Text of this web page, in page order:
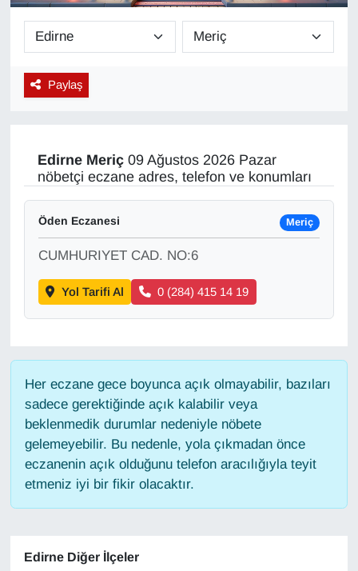
Paylaş
Edirne Meriç09 Ağustos 2026 Pazar
nöbetçi eczane adres, telefon ve konumları
Öden Eczanesi Meriç
CUMHURIYET CAD. NO:6
Yol Tarifi Al 0 (284) 415 14 19
Her eczane gece boyunca açık olmayabilir, bazıları
sadece gerektiğinde açık kalabilir veya
beklenmedik durumlar nedeniyle nöbete
gelemeyebilir. Bu nedenle, yola çıkmadan önce
eczanenin açık olduğunu telefon aracılığıyla teyit
etmeniz iyi bir fikir olacaktır.
Edirne Diğer İlçeler
Diğer
DÜNYA
EKONOMİ
Eleman
Gündem
Haber
HABERDE İNSAN
Kadın